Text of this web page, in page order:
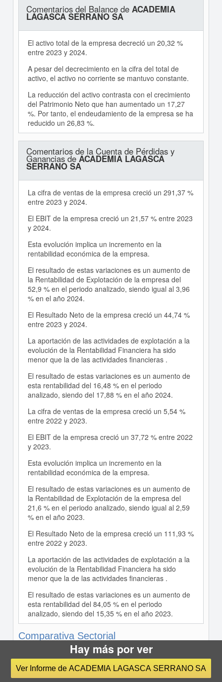
Comentarios del Balance de ACADEMIA
LAGASCA SERRANO SA
El activo total de la empresa decreció un 20,32 %
entre 2023 y 2024.
A pesar del decrecimiento en la cifra del total de
activo, el activo no corriente se mantuvo constante.
La reducción del activo contrasta con el crecimiento
del Patrimonio Neto que han aumentado un 17,27
%. Por tanto, el endeudamiento de la empresa se ha
reducido un 26,83 %.
Comentarios de la Cuenta de Pérdidas y
Ganancias deACADEMIA LAGASCA
SERRANO SA
La cifra de ventas de la empresa creció un 291,37 %
entre 2023 y 2024.
El EBIT de la empresa creció un 21,57 % entre 2023
y 2024.
Esta evolución implica un incremento en la
rentabilidad económica de la empresa.
El resultado de estas variaciones es un aumento de
la Rentabilidad de Explotación de la empresa del
52,9 % en el periodo analizado, siendo igual al 3,96
% en el año 2024.
El Resultado Neto de la empresa creció un 44,74 %
entre 2023 y 2024.
La aportación de las actividades de explotación a la
evolución de la Rentabilidad Financiera ha sido
menor que la de las actividades financieras .
El resultado de estas variaciones es un aumento de
esta rentabilidad del 16,48 % en el periodo
analizado, siendo del 17,88 % en el año 2024.
La cifra de ventas de la empresa creció un 5,54 %
entre 2022 y 2023.
El EBIT de la empresa creció un 37,72 % entre 2022
y 2023.
Esta evolución implica un incremento en la
rentabilidad económica de la empresa.
El resultado de estas variaciones es un aumento de
la Rentabilidad de Explotación de la empresa del
21,6 % en el periodo analizado, siendo igual al 2,59
% en el año 2023.
El Resultado Neto de la empresa creció un 111,93 %
entre 2022 y 2023.
La aportación de las actividades de explotación a la
evolución de la Rentabilidad Financiera ha sido
menor que la de las actividades financieras .
El resultado de estas variaciones es un aumento de
esta rentabilidad del 84,05 % en el periodo
analizado, siendo del 15,35 % en el año 2023.
Comparativa Sectorial
Comentarios a la comparativa sectorial de
ACADEMIA LAGASCA SERRANO SA
Hay más por ver
Ver Informe de ACADEMIA LAGASCA SERRANO SA